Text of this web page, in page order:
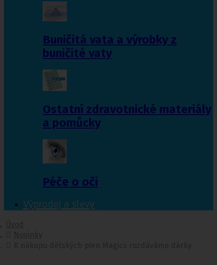
Buničitá vata a výrobky z
buničité vaty
Ostatní zdravotnické materiály
a pomůcky
Péče o oči
Výprodej a slevy